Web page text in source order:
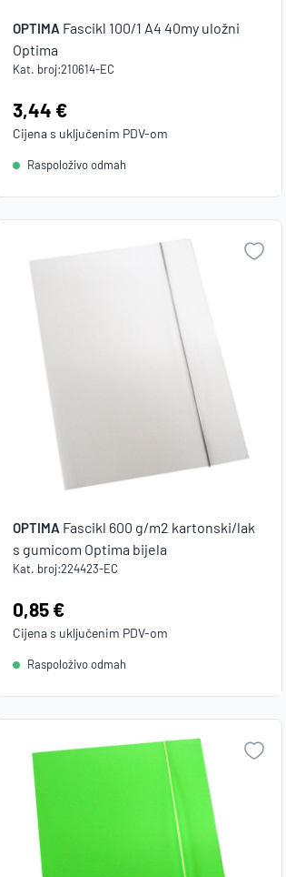
OPTIMA Fascikl 100/1 A4 40my uložni
Optima
Kat. broj:210614-EC
Cijena:
3,44 €
Cijena s uključenim PDV-om
Raspoloživo odmah
OPTIMA Fascikl 600 g/m2 kartonski/lak
s gumicom Optima bijela
Kat. broj:224423-EC
Cijena:
0,85 €
Cijena s uključenim PDV-om
Raspoloživo odmah